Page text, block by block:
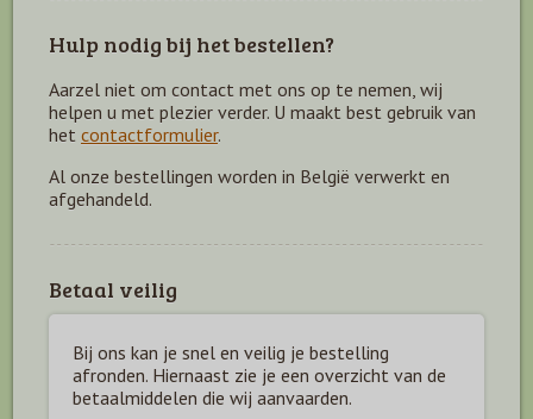
Hulp nodig bij het bestellen?
Aarzel niet om contact met ons op te nemen, wij
helpen u met plezier verder. U maakt best gebruik van
het contactformulier.
Al onze bestellingen worden in België verwerkt en
afgehandeld.
Betaal veilig
Bij ons kan je snel en veilig je bestelling
afronden. Hiernaast zie je een overzicht van de
betaalmiddelen die wij aanvaarden.